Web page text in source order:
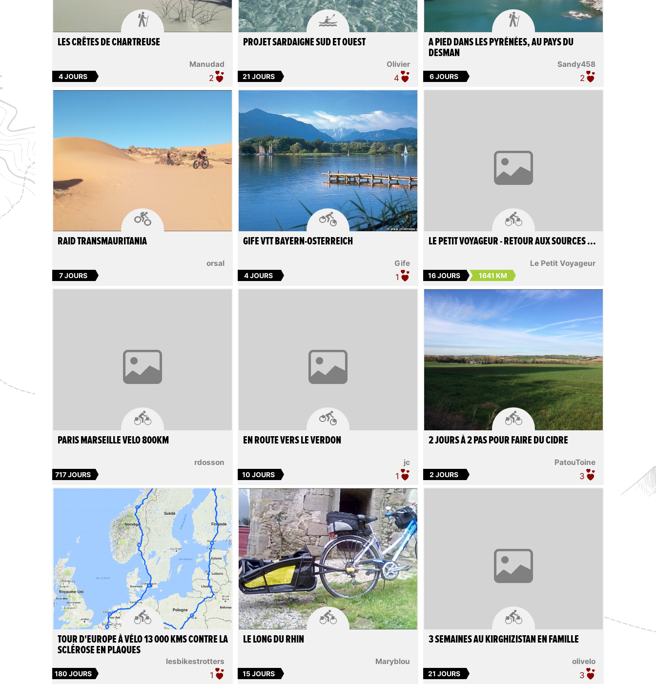

Manudad
LES CRÊTES DE CHARTREUSE
4 JOURS 2

Olivier
PROJET SARDAIGNE SUD ET OUEST
21 JOURS 4

Sandy458
A PIED DANS LES PYRÉNÉES, AU PAYS DU
DESMAN
6 JOURS 2

orsal
RAID TRANSMAURITANIA
7 JOURS

Gife
GIFE VTT BAYERN-OSTERREICH
4 JOURS 1

Le Petit Voyageur
LE PETIT VOYAGEUR - RETOUR AUX SOURCES ...
16 JOURS 1641 KM

rdosson
PARIS MARSEILLE VELO 800KM
717 JOURS

jc
EN ROUTE VERS LE VERDON
10 JOURS 1

PatouToine
2 JOURS À 2 PAS POUR FAIRE DU CIDRE
2 JOURS 3

lesbikestrotters
TOUR D'EUROPE À VÉLO 13 000 KMS CONTRE LA
SCLÉROSE EN PLAQUES
180 JOURS 1

Maryblou
LE LONG DU RHIN
15 JOURS

olivelo
3 SEMAINES AU KIRGHIZISTAN EN FAMILLE
21 JOURS 3